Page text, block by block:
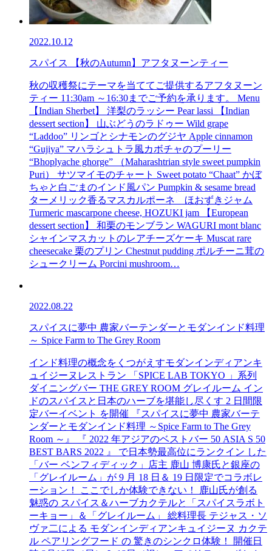
2022.10.12
スパイス 【秋のAutumn】アフタヌーンティー
秋の収穫祭にテーマを当ててご提供するアフタヌーン
ティー 11:30am ～16:30までご予約を承ります。 Menu
【Indian Sherbet】 洋梨のラッシー Pear lassi 【Indian
dessert section】 山ぶどうのラドゥー Wild grape
“Laddoo” リンゴとシナモンのグジヤ Apple cinnamon
“Gujiya” マハラシュトラ風カボチャのプーリー
“Bhoplyache ghorge” （Maharashtrian style sweet pumpkin
Puri） サツマイモのチャート Sweet potato “Chaat” かぼ
ちゃと白ごまのインド風パン Pumpkin & sesame bread
ターメリック香るマスカルポーネ ほおずきジャム
Turmeric mascarpone cheese, HOZUKI jam 【European
dessert section】 和栗のモンブラン WAGURI mont blanc
シャインマスカットのレアチーズケーキ Muscat rare
cheesecake 栗のプリン Chestnut pudding ポルチーニ茸の
シュークリーム Porcini mushroom…
2022.08.22
スパイスに夢中 農家バーテンダーとモダンインド料理
～ Spice Farm to The Grey Room
インド料理の概念をくつがえすモダンインディアンキ
ュイジーヌレストラン 「SPICE LAB TOKYO 」系列
ダイニングバー THE GREY ROOM グレイルーム イン
ドのスパイスと日本のハーブを堪能し尽くす 2 日間限
定バーイベント を開催 『スパイスに夢中 農家バーテ
ンダーとモダンインド料理 ～Spice Farm to The Grey
Room ～』 『 2022 年アジアのベストバー 50 ASIA S 50
BEST BARS 2022 』 で日本勢最高位にランクイン した
「バー ベンフィディック」店主 鹿山 博康氏と銀座の
「グレイルーム」が 9 月 18 日＆ 19 日限定でコラボレ
ーション！ ここでしか体験できない！ 鹿山氏が創る
魅惑の スパイス＆ハーブカクテルと「スパイスラボト
ーキョー」＆「グレイルーム」 総料理長 テジャス・ソ
ヴァ二による モダンインディアンキュイジーヌ カクテ
ル ペアリングフード の 驚きのシンクロ体験！ 開催日